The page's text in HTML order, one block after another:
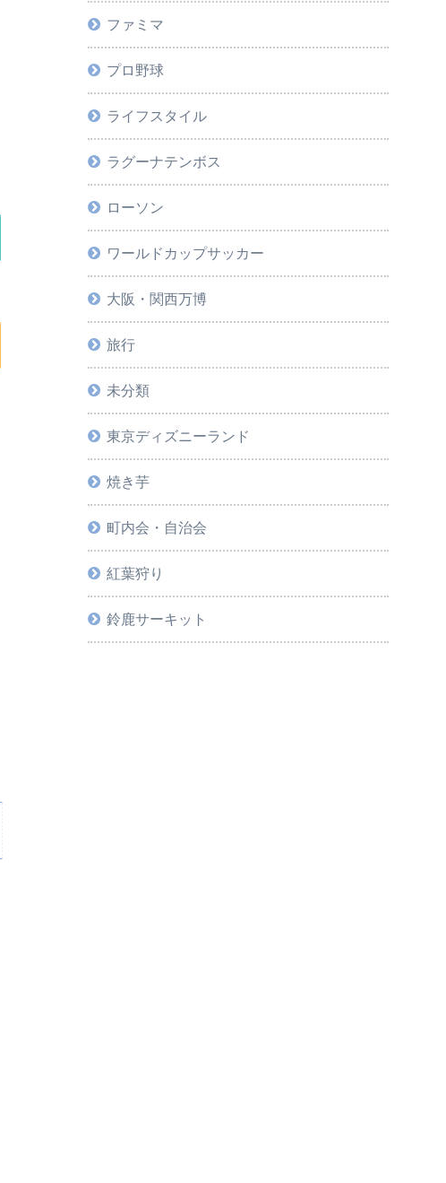
ファミマ
プロ野球
ライフスタイル
ラグーナテンボス
ローソン
ワールドカップサッカー
大阪・関西万博
旅行
未分類
東京ディズニーランド
焼き芋
町内会・自治会
紅葉狩り
鈴鹿サーキット